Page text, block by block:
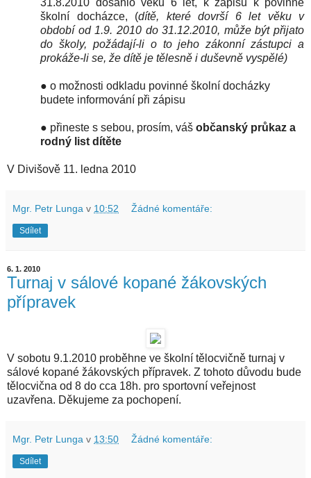
31.8.2010 dosáhlo věku 6 let, k zápisu k povinné
školní docházce, (dítě, které dovrší 6 let věku v
období od 1.9. 2010 do 31.12.2010, může být přijato
do školy, požádají-li o to jeho zákonní zástupci a
prokáže-li se, že dítě je tělesně i duševně vyspělé)
● o možnosti odkladu povinné školní docházky
budete informování při zápisu
● přineste s sebou, prosím, váš občanský průkaz a
rodný list dítěte
V Divišově 11. ledna 2010
Mgr. Petr Lunga v 10:52 Žádné komentáře:
Sdílet
6. 1. 2010
Turnaj v sálové kopané žákovských
přípravek
V sobotu 9.1.2010 proběhne ve školní tělocvičně turnaj v
sálové kopané žákovských přípravek. Z tohoto důvodu bude
tělocvična od 8 do cca 18h. pro sportovní veřejnost
uzavřena. Děkujeme za pochopení.
Mgr. Petr Lunga v 13:50 Žádné komentáře:
Sdílet